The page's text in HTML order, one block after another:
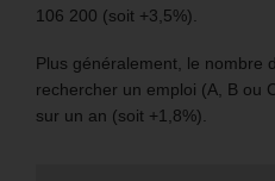
106 200 (soit +3,5%).
Plus généralement, le nombre
rechercher un emploi (A, B ou
sur un an (soit +1,8%).